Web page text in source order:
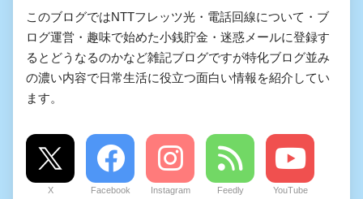
このブログではNTTフレッツ光・電話回線について・ブ
ログ運営・趣味で始めた小銭貯金・迷惑メールに登録す
るとどうなるのかなど雑記ブログですが特化ブログ並み
の濃い内容で日常生活に役立つ面白い情報を紹介してい
ます。
X Facebook Instagram Feedly YouTube